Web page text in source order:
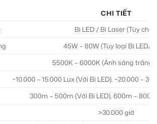
CHI TIẾT
Bi LED / Bi Laser (Tùy
45W – 80W (Tùy loại Bi LED/
5500K – 6000K (Ánh sáng trắng
~10.000 – 15.000 Lux (Với Bi LED), ~20.000 –
300m – 500m (Với Bi LED), 600m –
>30.000 giờ